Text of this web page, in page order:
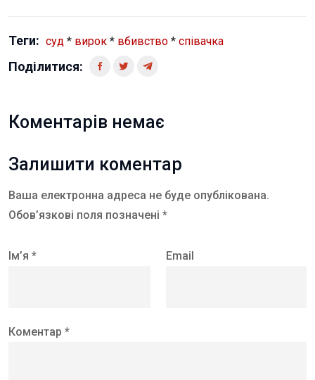
Теги: суд * вирок * вбивство * співачка
Поділитися:
Коментарів немає
Залишити коментар
Ваша електронна адреса не буде опублікована.
Обов’язкові поля позначені *
Ім’я * Email
Коментар *